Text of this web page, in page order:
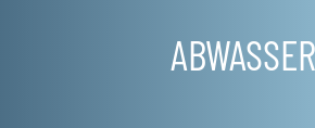
ABWASSER